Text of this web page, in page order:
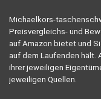
Michaelkors-
Preisvergleichs- und
auf Amazon bietet und
auf dem Laufenden hält.
ihrer jeweiligen
jeweiligen Quellen.